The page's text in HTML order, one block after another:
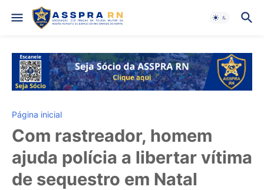
Página inicial
Com rastreador, homem
ajuda polícia a libertar vítima
de sequestro em Natal